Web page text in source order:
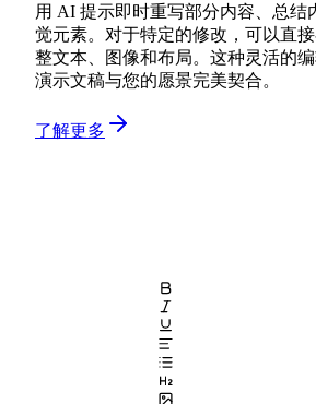
用 AI 提示即时重写部分内容、总结
觉元素。对于特定的修改，可以直
整文本、图像和布局。这种灵活的
演示文稿与您的愿景完美契合。
了解更多